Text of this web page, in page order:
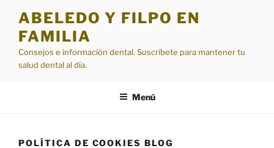
contenido
ABELEDO Y FILPO EN
FAMILIA
Consejos e información dental. Suscríbete para mantener tu
salud dental al día.
Menú
POLÍTICA DE COOKIES BLOG